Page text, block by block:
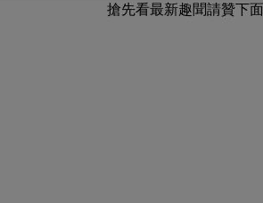
搶先看最新趣聞請贊下